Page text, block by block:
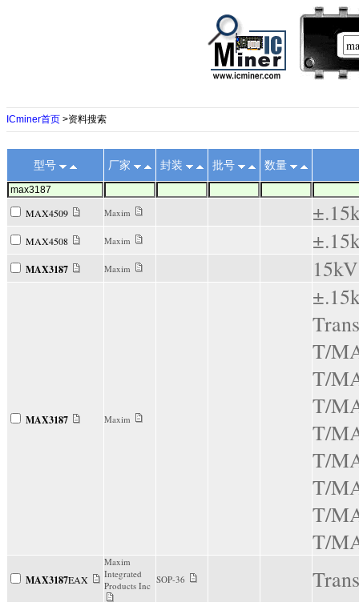
ICminer首页 >资料搜索
型号 厂家 封装 批号 数量
MAX4509 Maxim
MAX4508 Maxim
MAX3187 Maxim
MAX3187 Maxim
T/
T/
T/
T/
T/
T/
T/
T/
MAX3187EAX
Maxim
Integrated
Products Inc
SOP-36